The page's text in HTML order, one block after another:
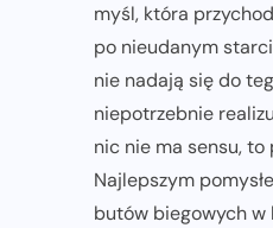
myśl, która
po nieudanym
nie nadają się do
niepotrzebnie
nic nie ma sensu,
Najlepszym
butów biegowych w